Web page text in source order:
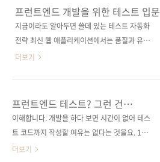
느낀 적도 있을 것이다. 경험 많은 프로그래머라
도 프로그램의 에러나 결함을 완벽하게 예방하
기는 어렵다. 따라서 ‘에러나 결함의 원인을 빠르
다.이 책은 ‘코드가 작동하지 않는’ 상황에서 대
처하는 방법과 에러나 결함을 잘 다루는 방법을
배운 적이 없는 시니어 개발자, ‘에러가 무서워서
개발이 즐겁지 않은’ 신입 개발자까지, 작동하지
않는 코드와 매일 씨름하는 모든 개발자에게 추
천..
프런트엔드 개발을 위한 테스트 입문
지금이라도 알아두면 쓸데 있는 테스트 자동화
전략 최신 웹 애플리케이션에서는 품질과 유지
보수성을 위해 테스트 자동화가 중요하지만, 테
트 코드를 처음 작성하는 프런트엔드 개발자를
대상으로, 기본적인 테스트 코드 작성법은 물론
상황별 테스트 코드 작성법, 다양한 도구 사용법
크립트, Next.js로 만든 예제를 포함하고 있어
더보기
프런트엔드 테스트? 그런 건
도시전설이지~
이해합니다. 개발을 하다 보면 시간이 없어 테스
트 코드까지 작성할 여유는 없다는 것을요. 1분
1초가 아까운데 꼭 필요한 것 같지 않은 테스트
더보기